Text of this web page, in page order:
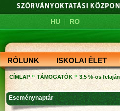
HU| RO
RÓLUNK ISKOLAI ÉLET
CÍMLAP » TÁMOGATÓK » 3,5 %-os
Eseménynaptár